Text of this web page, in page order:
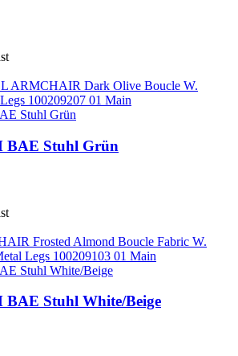
Stuhl Grün
BAE Stuhl Grün
Stuhl White/Beige
Stuhl White/Beige